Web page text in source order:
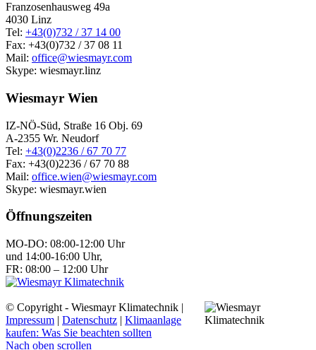
Franzosenhausweg 49a
4030 Linz
Tel: +43(0)732 / 37 14 00
Fax: +43(0)732 / 37 08 11
Mail: office@wiesmayr.com
Skype: wiesmayr.linz
Wiesmayr Wien
IZ-NÖ-Süd, Straße 16 Obj. 69
A-2355 Wr. Neudorf
Tel: +43(0)2236 / 67 70 77
Fax: +43(0)2236 / 67 70 88
Mail: office.wien@wiesmayr.com
Skype: wiesmayr.wien
Öffnungszeiten
MO-DO: 08:00-12:00 Uhr
und 14:00-16:00 Uhr,
FR: 08:00 – 12:00 Uhr
© Copyright - Wiesmayr Klimatechnik |
Impressum | Datenschutz | Klimaanlage
kaufen: Was Sie beachten sollten
Nach oben scrollen